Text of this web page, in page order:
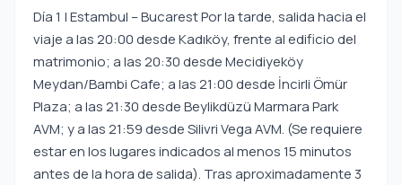
Día 1 | Estambul – Bucarest Por la tarde, salida hacia el
viaje a las 20:00 desde Kadıköy, frente al edificio del
matrimonio; a las 20:30 desde Mecidiyeköy
Meydan/Bambi Cafe; a las 21:00 desde İncirli Ömür
Plaza; a las 21:30 desde Beylikdüzü Marmara Park
AVM; y a las 21:59 desde Silivri Vega AVM. (Se requiere
estar en los lugares indicados al menos 15 minutos
antes de la hora de salida). Tras aproximadamente 3